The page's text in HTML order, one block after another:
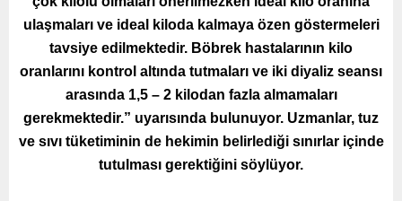
ulaşmaları ve ideal kiloda kalmaya özen göstermeleri
tavsiye edilmektedir. Böbrek hastalarının kilo
oranlarını kontrol altında tutmaları ve iki diyaliz seansı
arasında 1,5 – 2 kilodan fazla almamaları
gerekmektedir.” uyarısında bulunuyor. Uzmanlar, tuz
ve sıvı tüketiminin de hekimin belirlediği sınırlar içinde
tutulması gerektiğini söylüyor.